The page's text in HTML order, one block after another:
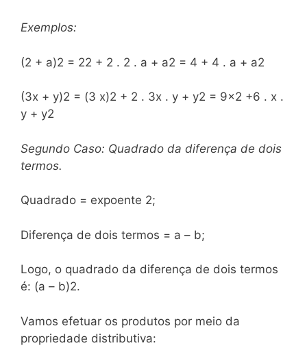
Exemplos:
(2 + a)2 = 22 + 2 . 2 . a + a2 = 4 + 4 . a + a2
(3x + y)2 = (3 x)2 + 2 . 3x . y + y2 = 9×2 +6 . x .
y + y2
Segundo Caso: Quadrado da diferença de dois
termos.
Quadrado = expoente 2;
Diferença de dois termos = a – b;
Logo, o quadrado da diferença de dois termos
é: (a – b)2.
Vamos efetuar os produtos por meio da
propriedade distributiva: